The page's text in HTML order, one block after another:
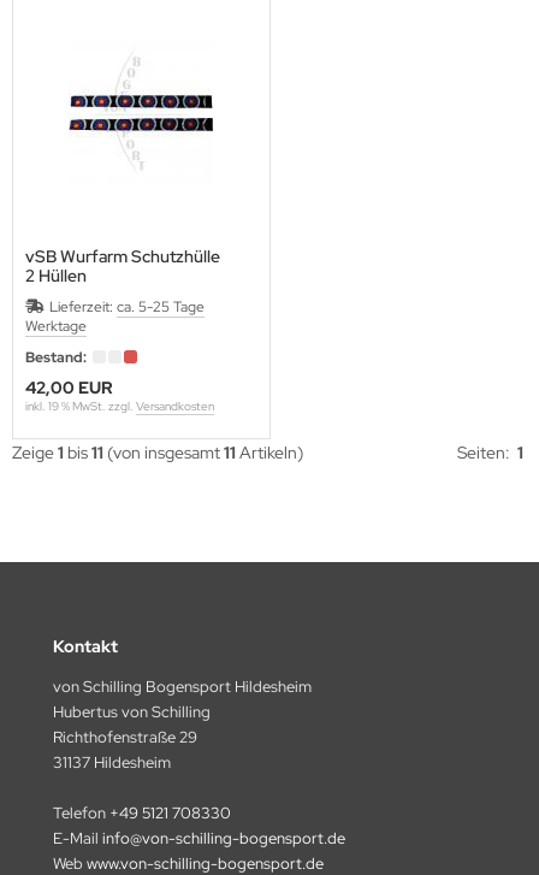
vSB Wurfarm Schutzhülle
2 Hüllen
Lieferzeit: ca. 5-25 Tage
Werktage
Bestand:
42,00 EUR
inkl. 19 % MwSt. zzgl. Versandkosten
Zeige1 bis11 (von insgesamt11 Artikeln) Seiten: 1
Kontakt
von Schilling Bogensport Hildesheim
Hubertus von Schilling
Richthofenstraße 29
31137 Hildesheim
Telefon +49 5121 708330
E-Mail info@von-schilling-bogensport.de
Web www.von-schilling-bogensport.de